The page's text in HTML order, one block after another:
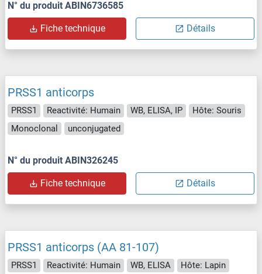
N° du produit ABIN6736585
Fiche technique Détails
PRSS1 anticorps
PRSS1 Reactivité: Humain WB, ELISA, IP
Hôte: Souris
Monoclonal
unconjugated
N° du produit ABIN326245
Fiche technique Détails
PRSS1 anticorps (AA 81-107)
PRSS1 Reactivité: Humain WB, ELISA
Hôte: Lapin